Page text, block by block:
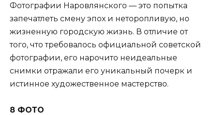
Фотографии Наровлянского — это попытка
запечатлеть смену эпох и неторопливую, но
жизненную городскую жизнь. В отличие от
того, что требовалось официальной советской
фотографии, его нарочито неидеальные
снимки отражали его уникальный почерк и
истинное художественное мастерство.
8 ФОТО